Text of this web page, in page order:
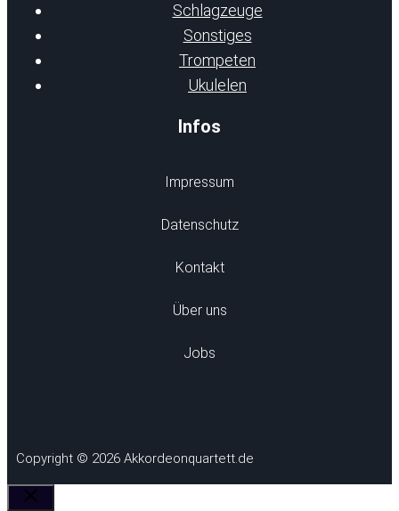
Schlagzeuge
Sonstiges
Trompeten
Ukulelen
Infos
Impressum
Datenschutz
Kontakt
Über uns
Jobs
Copyright © 2026 Akkordeonquartett.de